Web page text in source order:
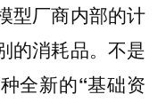
型厂商内部的计
的消耗品。不是
全新的“基础资